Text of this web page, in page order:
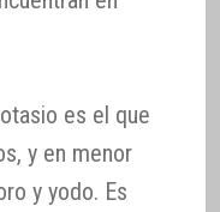
es el que
y en menor
y yodo. Es